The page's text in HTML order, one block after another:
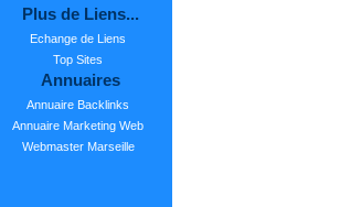
Plus de Liens...
Echange de Liens
Top Sites
Annuaires
Annuaire Backlinks
Annuaire Marketing Web
Webmaster Marseille